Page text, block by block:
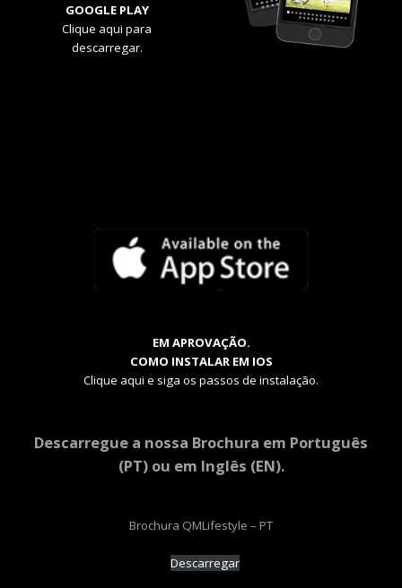
GOOGLE PLAY
Clique aqui para
descarregar.
EM APROVAÇÃO.
COMO INSTALAR EM IOS
Clique aqui e siga os passos de instalação.
Descarregue a nossa Brochura em Português
(PT) ou em Inglês (EN).
Brochura QMLifestyle – PT
Descarregar